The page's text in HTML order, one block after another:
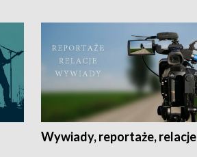
Wywiady, reportaże, relacje